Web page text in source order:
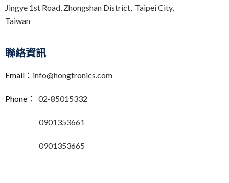
Jingye 1st Road, Zhongshan District, Taipei City,
Taiwan
聯絡資訊
Email： info@hongtronics.com
Phone： 02-85015332
0901353661
0901353665